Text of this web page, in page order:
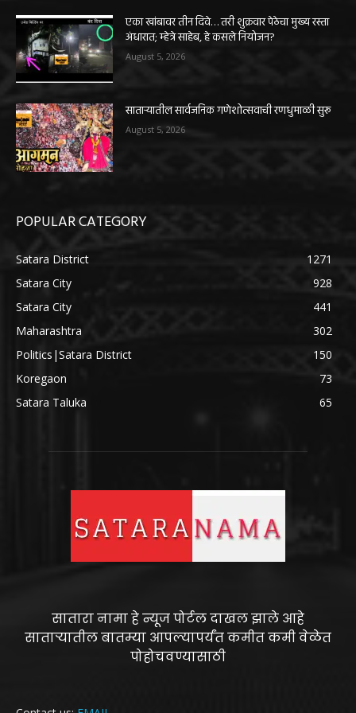
एका खांबावर तीन दिवे… तरी शुक्रवार पेठेचा मुख्य रस्ता
अंधारात; म्हेत्रे साहेब, हे कसले नियोजन?
August 5, 2026
साताऱ्यातील सार्वजनिक गणेशोत्सवाची रणधुमाळी सुरू
August 5, 2026
POPULAR CATEGORY
Satara District
1271
Satara City
928
Satara City
441
Maharashtra
302
Politics|Satara District
150
Koregaon
73
Satara Taluka
65
सातारा नामा हे न्यूज पोर्टल दाखल झाले आहे
साताऱ्यातील बातम्या आपल्यापर्यंत कमीत कमी वेळेत
पोहोचवण्यासाठी